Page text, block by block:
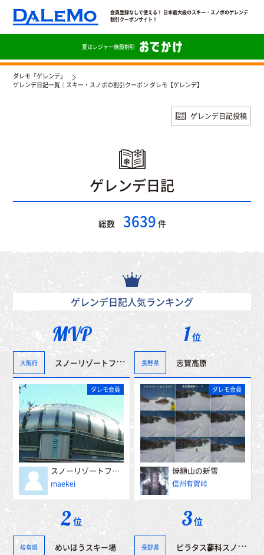
会員登録なしで使える！ 日本最大級のスキー・スノボのゲレンデ
割引クーポンサイト！
夏はレジャー施設割引
ダレモ「ゲレンデ」
ゲレンデ日記一覧｜スキー・スノボの割引クーポン ダレモ【ゲレンデ】
ゲレンデ日記投稿
ゲレンデ日記
総数 3639 件
ゲレンデ日記人気ランキング
MVP
大阪府 スノーリゾートフェアー”冬博”へ行って来ました。＾＾
ダレモ会員
スノーリゾートフェアー”冬博”へ行って来ました。＾＾
maekei
1位
長野県 志賀高原
ダレモ会員
焼額山の新雪
信州有賀峠
2位
岐阜県 めいほうスキー場
3位
長野県 ピラタス蓼科スノーリゾート